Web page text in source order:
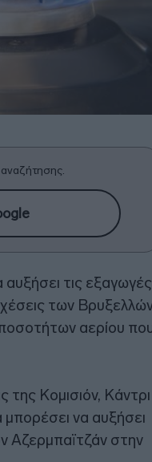
τις εξαγωγές
των
αερίου
Κομισιόν, Κάντρι
να αυξήσει
Αζερμπαϊτζάν στην